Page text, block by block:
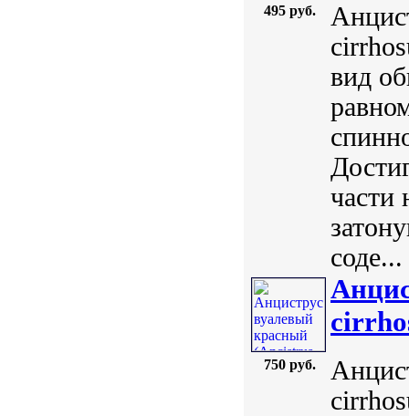
495 руб.
вид
части
соде...
750 руб.